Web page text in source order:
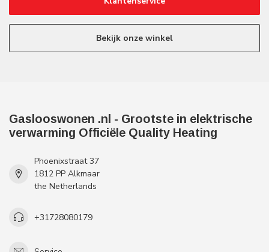
Bekijk onze winkel
Gaslooswonen .nl - Grootste in elektrische
verwarming Officiële Quality Heating
Phoenixstraat 37
1812 PP Alkmaar
the Netherlands
+31728080179